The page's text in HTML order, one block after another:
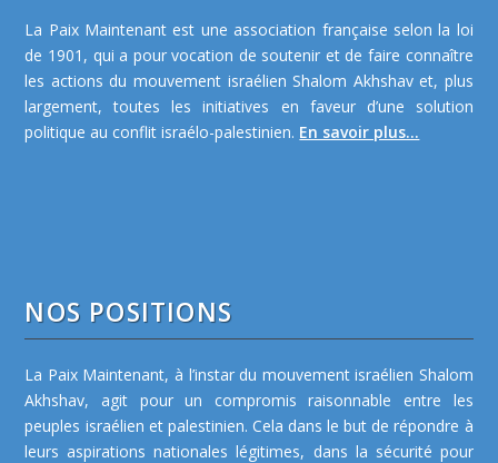
La Paix Maintenant est une association française selon la loi
de 1901, qui a pour vocation de soutenir et de faire connaître
les actions du mouvement israélien Shalom Akhshav et, plus
largement, toutes les initiatives en faveur d’une solution
politique au conflit israélo-palestinien. En savoir plus...
NOS POSITIONS
La Paix Maintenant, à l’instar du mouvement israélien Shalom
Akhshav, agit pour un compromis raisonnable entre les
peuples israélien et palestinien. Cela dans le but de répondre à
leurs aspirations nationales légitimes, dans la sécurité pour